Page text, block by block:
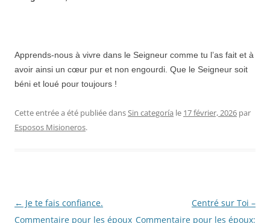
Apprends-nous à vivre dans le Seigneur comme tu l’as fait et à
avoir ainsi un cœur pur et non engourdi. Que le Seigneur soit
béni et loué pour toujours !
Cette entrée a été publiée dansSin categoría le 17 février, 2026 par
Esposos Misioneros.
Navigation
des
← Je te fais confiance.
Commentaire pour les époux
Centré sur Toi –
Commentaire pour les époux: